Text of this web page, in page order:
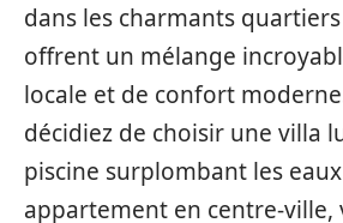
dans les charmants
offrent un mélange
locale et de confort
décidiez de choisir une villa
piscine surplombant les
appartement en centre-ville,